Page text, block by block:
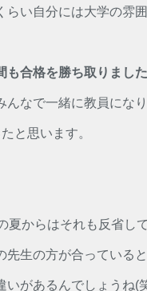
い自分には大学の雰
合格を勝ち取りました
なで一緒に教員にな
と思います。
からはそれも反省し
生の方が合っている
があるんでしょうね